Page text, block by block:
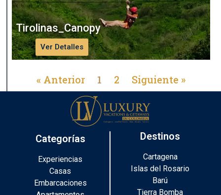
Tirolinas_Canopy
Ver Detalles
« Anterior 1 2 Siguiente »
Categorías
Experiencias
Casas
Embarcaciones
Destinos
Cartagena
Islas del Rosario
Barú
Tierra Bomba